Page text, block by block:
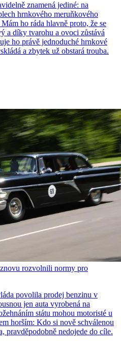
znamená jediné: na
hrnkového meruňkového
ho ráda hlavně proto, že se
a díky tvarohu a ovoci zůstává
ho právě jednoduché hrnkové
a zbytek už obstará trouba.
rozvolnili normy pro
povolila prodej benzinu v
jen auta vyrobená na
státu mohou motoristé u
horším: Kdo si nově schválenou
pravděpodobně nedojede do cíle.